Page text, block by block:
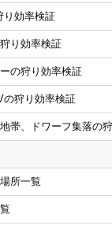
り効率検証
り効率検証
の狩り効率検証
の狩り効率検証
帯、ドワーフ集落の
所一覧